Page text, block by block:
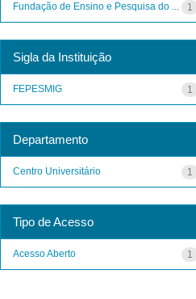
1
Fundação de Ensino e Pesquisa do ...
Sigla da Instituição
1
FEPESMIG
Departamento
1
Centro Universitário
Tipo de Acesso
1
Acesso Aberto